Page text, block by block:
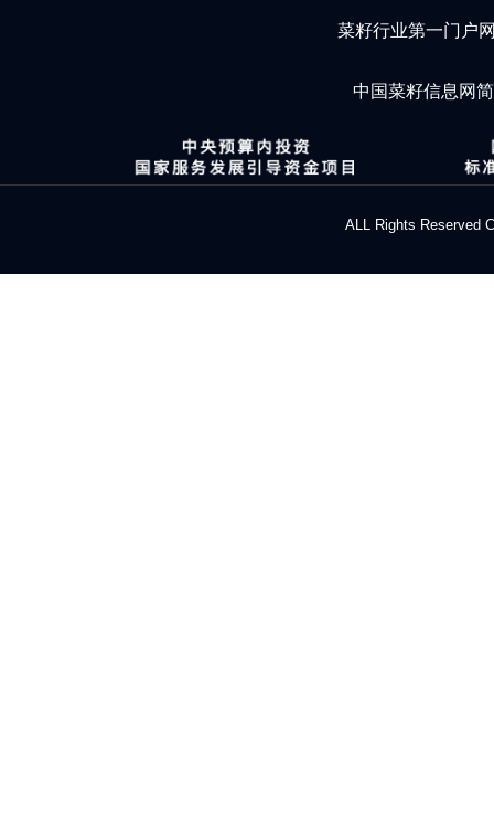
菜籽行业第一门户
中国菜籽信息网
ALL Rights